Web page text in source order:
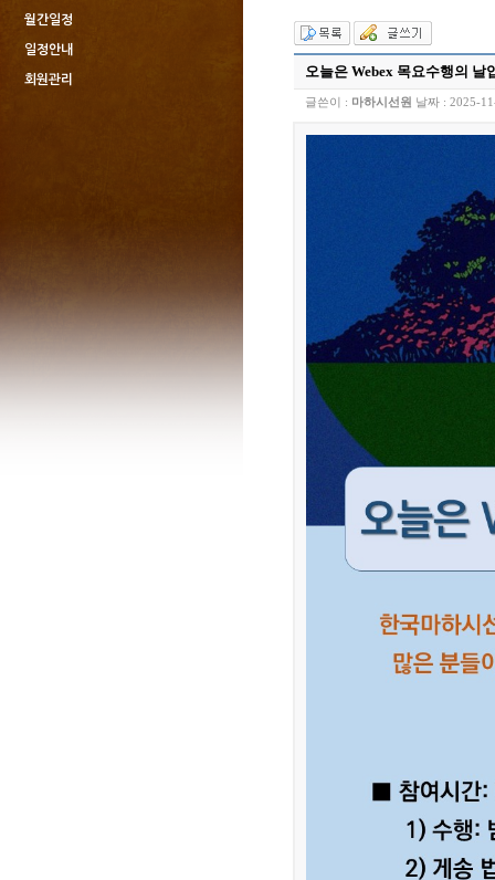
도서출판 불
월간일정
일정안내
회원관리 오늘은 Webex 목요수행의
글쓴이 : 마하시선원 날짜 : 2025-